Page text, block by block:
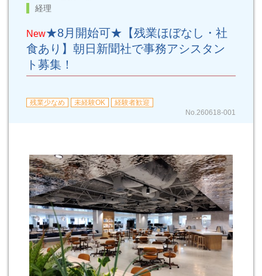
経理
New★8月開始可★【残業ほぼなし・社
食あり】朝日新聞社で事務アシスタン
ト募集！
残業少なめ 未経験OK
経験者歓迎
No.260618-001